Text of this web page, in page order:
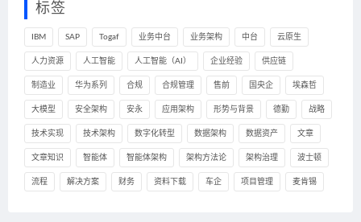
标签
IBM SAP Togaf 业务中台 业务架构 中台 云原生
人力资源 人工智能 人工智能（AI） 企业经验 供应链
制造业 华为系列 合规 合规管理 售前 国央企 埃森哲
大模型 安全架构 安永 应用架构 形势与背景 德勤 战略
技术实现 技术架构 数字化转型 数据架构 数据资产 文章
文章知识 智能体 智能体架构 架构方法论 架构治理 波士顿
流程 解决方案 财务 资料下载 车企 项目管理 麦肯锡